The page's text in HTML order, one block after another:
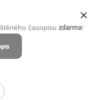
časopisu zdarma!